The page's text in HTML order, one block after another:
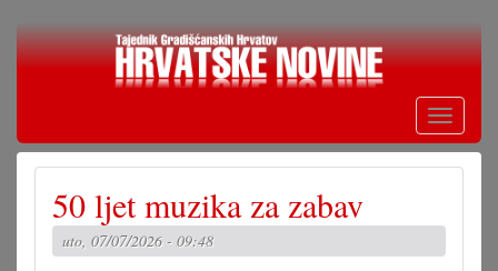
Skoči
Toggle
50 ljet muzika za zabav
uto, 07/07/2026 - 09:48